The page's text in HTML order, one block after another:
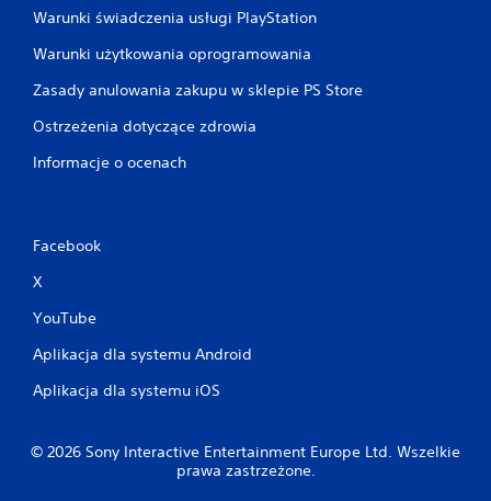
Warunki świadczenia usługi PlayStation
Warunki użytkowania oprogramowania
Zasady anulowania zakupu w sklepie PS Store
Ostrzeżenia dotyczące zdrowia
Informacje o ocenach
Facebook
X
YouTube
Aplikacja dla systemu Android
Aplikacja dla systemu iOS
© 2026 Sony Interactive Entertainment Europe Ltd. Wszelkie
prawa zastrzeżone.